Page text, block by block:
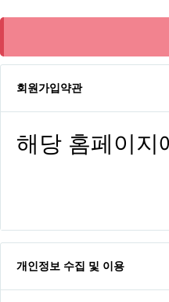
회원가입약관
개인정보 수집 및 이용